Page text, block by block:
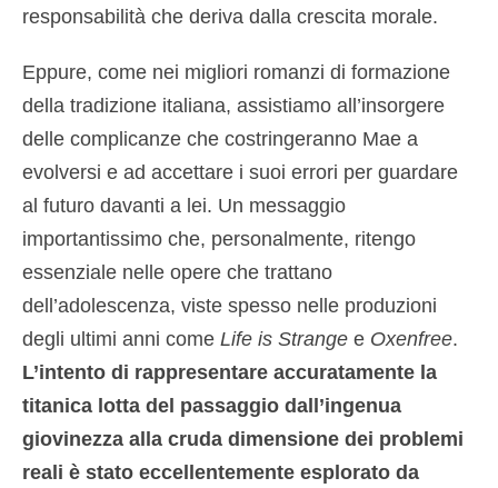
responsabilità che deriva dalla crescita morale.
Eppure, come nei migliori romanzi di formazione
della tradizione italiana, assistiamo all’insorgere
delle complicanze che costringeranno Mae a
evolversi e ad accettare i suoi errori per guardare
al futuro davanti a lei. Un messaggio
importantissimo che, personalmente, ritengo
essenziale nelle opere che trattano
dell’adolescenza, viste spesso nelle produzioni
degli ultimi anni come Life is Strange e Oxenfree.
L’intento di rappresentare accuratamente la
titanica lotta del passaggio dall’ingenua
giovinezza alla cruda dimensione dei problemi
reali è stato eccellentemente esplorato da